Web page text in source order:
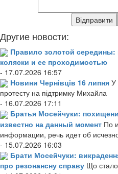
Другие новости:
Правило золотой середины:
коляски и ее проходимостью
- 17.07.2026 16:57
Новини Чернівців 16 липня У
протесту на підтримку Михайла
- 16.07.2026 17:11
Братья Мосейчуки:
известно на данный момент По
информации, речь идет об
- 15.07.2026 16:03
Брати Мосейчуки:
про резонансну справу Що стало